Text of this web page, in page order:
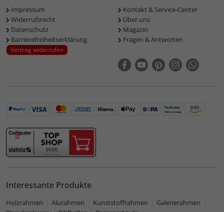
Impressum
Widerrufsrecht
Datenschutz
Barrierefreiheitserklärung
Vertrag widerrufen
Kontakt & Service-Center
Über uns
Magazin
Fragen & Antworten
Interessante Produkte
Holzrahmen Alurahmen Kunststoffrahmen
Galerierahmen